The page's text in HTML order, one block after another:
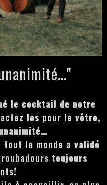
le cocktail de notre
les pour le vôtre,
le monde a validé
toujours